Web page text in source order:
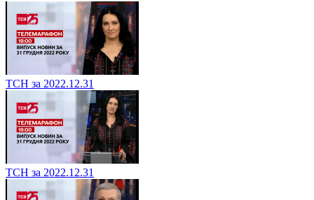
ТСН за 2022.12.31
ТСН за 2022.12.31